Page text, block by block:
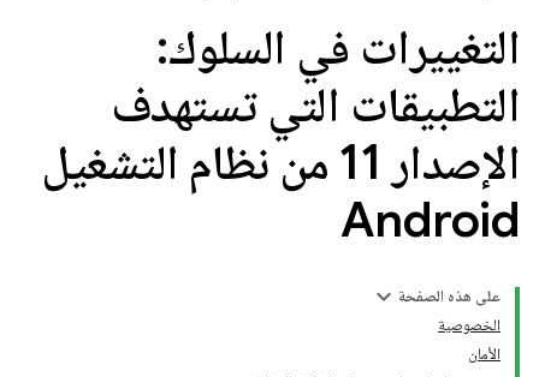
التغييرات في السلوك:
التطبيقات التي تستهدف
الإصدار 11 من نظام التشغيل
Android
على هذه الصفحة
الخصوصية
الأمان